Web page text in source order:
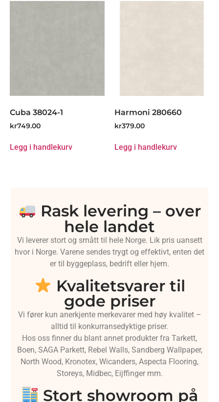
Cuba 38024-1
kr749.00
Legg i handlekurv
Harmoni 280660
kr379.00
Legg i handlekurv
Rask levering – over
hele landet
Vi leverer stort og smått til hele Norge. Lik pris uansett
hvor i Norge. Varene sendes trygt og effektivt, enten det
er til byggeplass, bedrift eller hjem.
Kvalitetsvarer til
gode priser
Vi fører kun anerkjente merkevarer med høy kvalitet –
alltid til konkurransedyktige priser.
Hos oss finner du blant annet produkter fra Tarkett,
Boen, SAGA Parkett, Rebel Walls, Sandberg Wallpaper,
North Wood, Kronotex, Wicanders, Aspecta Flooring,
Storeys, Midbec, Eijffinger mm.
Stort showroom på